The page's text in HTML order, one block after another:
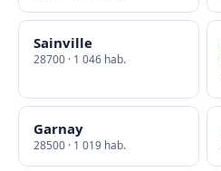
Sainville
28700 · 1 046 hab.
Garnay
28500 · 1 019 hab.